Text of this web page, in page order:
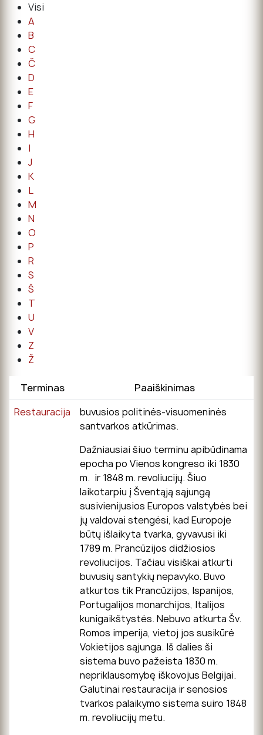
Visi
A
B
C
Č
D
E
F
G
H
I
J
K
L
M
N
O
P
R
S
Š
T
U
V
Z
Ž
Terminas
Paaiškinimas
Restauracija
buvusios politinės-visuomeninės
santvarkos atkūrimas.
Dažniausiai šiuo terminu apibūdinama
epocha po Vienos kongreso iki 1830
m. ir 1848 m. revoliucijų. Šiuo
laikotarpiu į Šventąją sąjungą
susivienijusios Europos valstybės bei
jų valdovai stengėsi, kad Europoje
būtų išlaikyta tvarka, gyvavusi iki
1789 m. Prancūzijos didžiosios
revoliucijos. Tačiau visiškai atkurti
buvusių santykių nepavyko. Buvo
atkurtos tik Prancūzijos, Ispanijos,
Portugalijos monarchijos, Italijos
kunigaikštystės. Nebuvo atkurta Šv.
Romos imperija, vietoj jos susikūrė
Vokietijos sąjunga. Iš dalies ši
sistema buvo pažeista 1830 m.
nepriklausomybę iškovojus Belgijai.
Galutinai restauracija ir senosios
tvarkos palaikymo sistema suiro 1848
m. revoliucijų metu.